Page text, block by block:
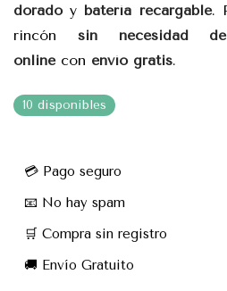
doradoy batería recargable.
rincón sin necesidad
onlinecon envío gratis.
10 disponibles
💳 Pago seguro
📧 No hay spam
🛒 Compra sin registro
🚚 Envío Gratuito